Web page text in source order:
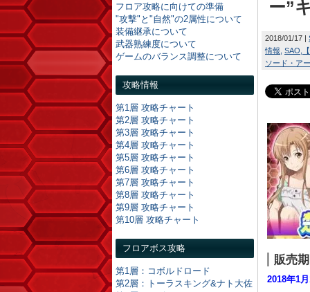
フロア攻略に向けての準備
"攻撃"と"自然"の2属性について
装備継承について
武器熟練度について
ゲームのバランス調整について
攻略情報
第1層 攻略チャート
第2層 攻略チャート
第3層 攻略チャート
第4層 攻略チャート
第5層 攻略チャート
第6層 攻略チャート
第7層 攻略チャート
第8層 攻略チャート
第9層 攻略チャート
第10層 攻略チャート
フロアボス攻略
第1層：コボルドロード
第2層：トーラスキング&ナト大佐
ー”
2018/01/17
情報 SAO
ソード・ア
販売
2018年1